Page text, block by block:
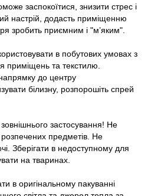
заспокоїтися, знизити стрес і
настрій, додасть приміщенню
зробить приємним і "м’яким".
в побутових умовах з
приміщень та текстилю.
до центру
білизну, розпорошіть спрей
зовнішнього застосування! Не
предметів. Не
Зберігати в недоступному для
на тваринах.
в оригінальному пакуванні